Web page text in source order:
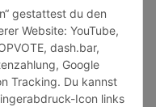
gestattest du den
Website: YouTube,
dash.bar,
Google
Tracking. Du kannst
Icon links